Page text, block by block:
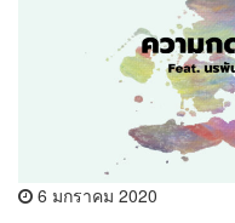
6 มกราคม 2020